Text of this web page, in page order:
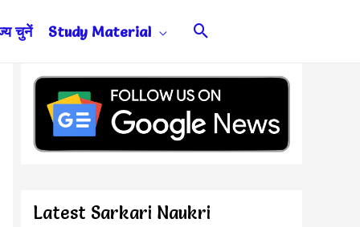
चुनें Study Material Search
Latest Sarkari Naukri